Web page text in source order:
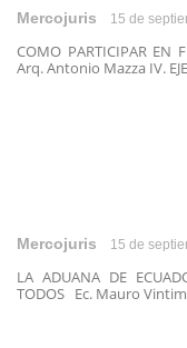
Mercojuris 15 de
COMO PARTICIPAR EN
Arq. Antonio Mazza IV.
Mercojuris 15 de
LA ADUANA DE
TODOS Ec. Mauro